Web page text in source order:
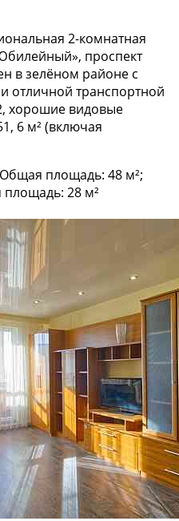
2-комнатная
проспект
в зелёном районе с
отличной транспортной
хорошие видовые
6 м² (включая
площадь: 48 м²;
28 м²